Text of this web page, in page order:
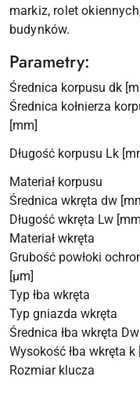
markiz, rolet
budynków.
Parametry:
Średnica korpusu dk
Średnica kołnierza
[mm]
Długość korpusu Lk
Materiał korpusu
Średnica wkręta dw
Długość wkręta Lw
Materiał wkręta
Grubość powłoki
[µm]
Typ łba wkręta
Typ gniazda wkręta
Średnica łba wkręta
Wysokość łba wkręta k
Rozmiar klucza